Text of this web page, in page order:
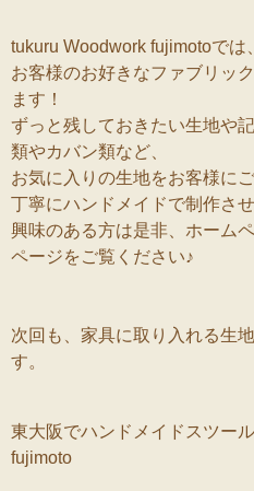
tukuru Woodwork fujimotoでは
お客様のお好きなファブリッ
ます！
ずっと残しておきたい生地や
類やカバン類など、
お気に入りの生地をお客様に
丁寧にハンドメイドで制作さ
興味のある方は是非、ホーム
ページをご覧ください♪
次回も、家具に取り入れる生
す。
東大阪でハンドメイドスツー
fujimoto